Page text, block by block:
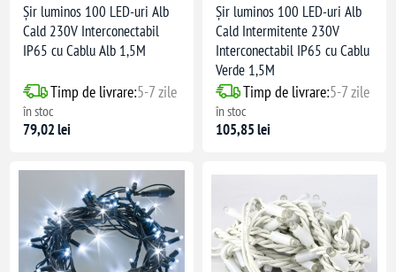
Șir luminos 100 LED-uri Alb
Cald 230V Interconectabil
IP65 cu Cablu Alb 1,5M
Timp de livrare:5-7 zile
în stoc
79,02 lei
Șir luminos 100 LED-uri Alb
Cald Intermitente 230V
Interconectabil IP65 cu Cablu
Verde 1,5M
Timp de livrare:5-7 zile
în stoc
105,85 lei